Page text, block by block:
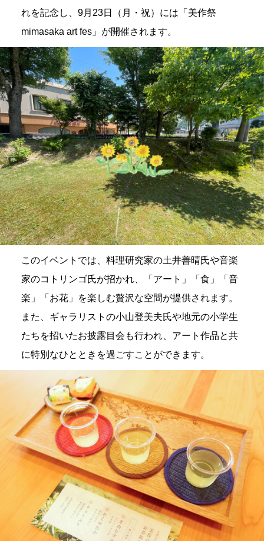
れを記念し、9月23日（月・祝）には「美作祭
mimasaka art fes」が開催されます。
このイベントでは、料理研究家の土井善晴氏や音楽
家のコトリンゴ氏が招かれ、「アート」「食」「音
楽」「お花」を楽しむ贅沢な空間が提供されます。
また、ギャラリストの小山登美夫氏や地元の小学生
たちを招いたお披露目会も行われ、アート作品と共
に特別なひとときを過ごすことができます。